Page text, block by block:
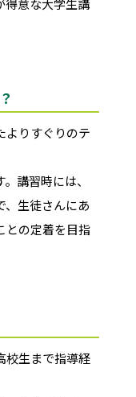
得意な大学生講
よりすぐりのテ
講習時には、
、生徒さんにあ
との定着を目指
校生まで指導経